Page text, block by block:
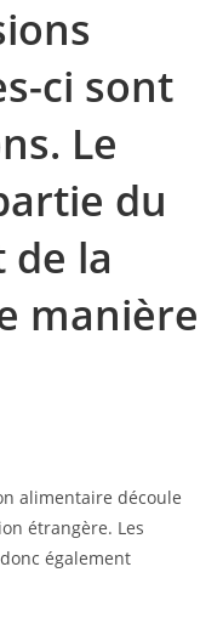
ci sont
Le
du
la
manière
alimentaire découle
étrangère. Les
également